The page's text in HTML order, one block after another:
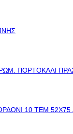
ΠΟΡΤΟΚΑΛΙ
10 ΤΕΜ 52X75